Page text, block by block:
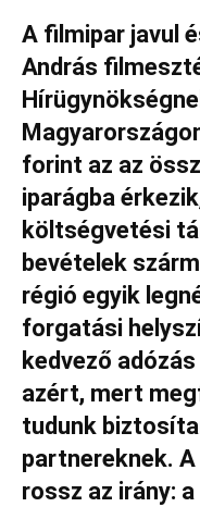
A filmipar javul
András
forint az az
iparágba
költségvetési
bevételek
régió egyik
forgatási
kedvező
azért, mert
tudunk
partnereknek.
rossz az irány: